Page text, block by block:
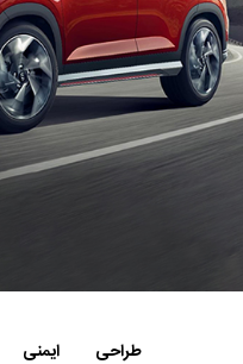
طراحی ایمنی